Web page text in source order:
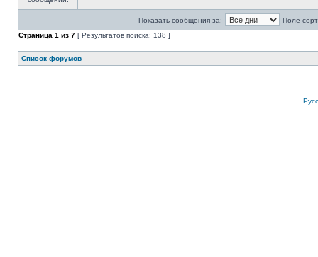
Показать сообщения за:
Поле
Страница 1 из 7 [ Результатов поиска: 138 ]
Список форумов